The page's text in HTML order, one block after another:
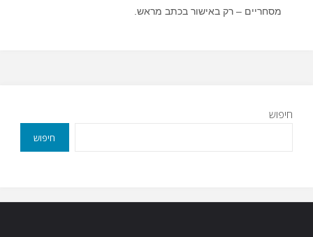
מסחריים – רק באישור בכתב מראש.
חיפוש
חיפוש